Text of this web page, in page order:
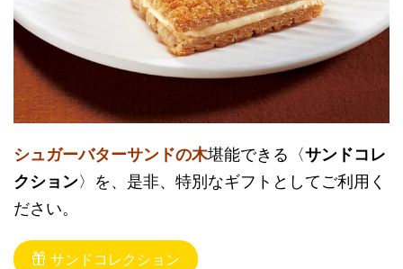
シュガーバターサンドの木堪能できる〈サンドコレ
クション〉を、是非、特別なギフトとしてご利用く
ださい。
サンドコレクション